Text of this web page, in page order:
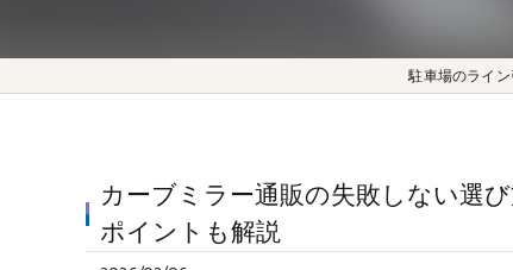
駐車場のライ
カーブミラー通販の失敗しない選
ポイントも解説